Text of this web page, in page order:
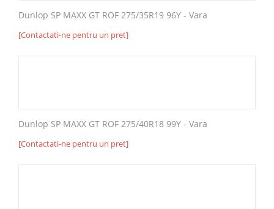
Dunlop SP MAXX GT ROF 275/35R19 96Y - Vara
[Contactati-ne pentru un pret]
Dunlop SP MAXX GT ROF 275/40R18 99Y - Vara
[Contactati-ne pentru un pret]